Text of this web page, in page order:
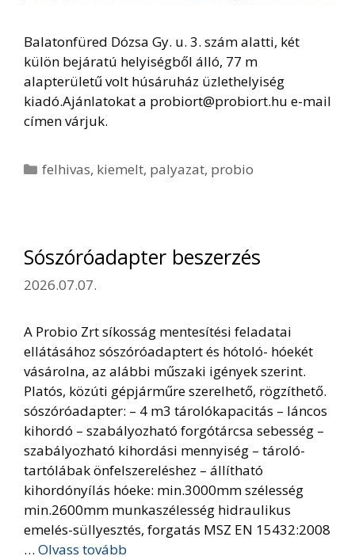
Balatonfüred Dózsa Gy. u. 3. szám alatti, két
külön bejáratú helyiségből álló, 77 m
alapterületű volt húsáruház üzlethelyiség
kiadó.Ajánlatokat a probiort@probiort.hu e-mail
címen várjuk.
Kategória
felhivas, kiemelt, palyazat, probio
Sószóróadapter beszerzés
2026.07.07.
A Probio Zrt síkosság mentesítési feladatai
ellátásához sószóróadaptert és hótoló- hóekét
vásárolna, az alábbi műszaki igények szerint.
Platós, közúti gépjárműre szerelhető, rögzíthető.
sószóróadapter: – 4 m3 tárolókapacitás – láncos
kihordó – szabályozható forgótárcsa sebesség –
szabályozható kihordási mennyiség – tároló-
tartólábak önfelszereléshez – állítható
kihordónyílás hóeke: min.3000mm szélesség
min.2600mm munkaszélesség hidraulikus
emelés-süllyesztés, forgatás MSZ EN 15432:2008
… Olvass tovább